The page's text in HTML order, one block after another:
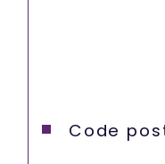
Caractéristiques
Code